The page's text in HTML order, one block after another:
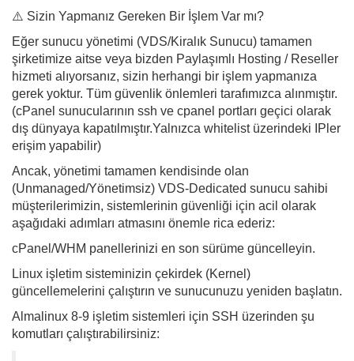
⚠️ Sizin Yapmanız Gereken Bir İşlem Var mı?
Eğer sunucu yönetimi (VDS/Kiralık Sunucu) tamamen
şirketimize aitse veya bizden Paylaşımlı Hosting / Reseller
hizmeti alıyorsanız, sizin herhangi bir işlem yapmanıza
gerek yoktur. Tüm güvenlik önlemleri tarafımızca alınmıştır.
(cPanel sunucularının ssh ve cpanel portları geçici olarak
dış dünyaya kapatılmıştır.Yalnızca whitelist üzerindeki IPler
erişim yapabilir)
Ancak, yönetimi tamamen kendisinde olan
(Unmanaged/Yönetimsiz) VDS-Dedicated sunucu sahibi
müşterilerimizin, sistemlerinin güvenliği için acil olarak
aşağıdaki adımları atmasını önemle rica ederiz:
cPanel/WHM panellerinizi en son sürüme güncelleyin.
Linux işletim sisteminizin çekirdek (Kernel)
güncellemelerini çalıştırın ve sunucunuzu yeniden başlatın.
Almalinux 8-9 işletim sistemleri için SSH üzerinden şu
komutları çalıştırabilirsiniz: